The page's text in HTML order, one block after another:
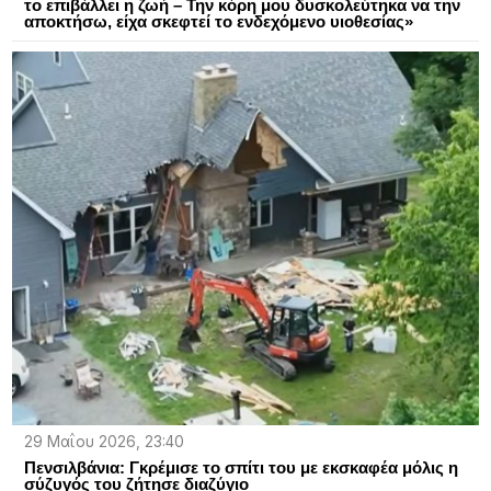
το επιβάλλει η ζωή – Την κόρη μου δυσκολεύτηκα να την
αποκτήσω, είχα σκεφτεί το ενδεχόμενο υιοθεσίας»
29 Μαΐου 2026, 23:40
Πενσιλβάνια: Γκρέμισε το σπίτι του με εκσκαφέα μόλις η
σύζυγός του ζήτησε διαζύγιο